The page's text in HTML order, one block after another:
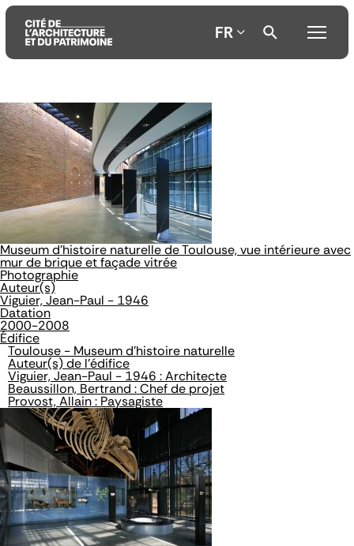
Aller
au
contenu
principal
Aller
au
menu
principal
Aller
à
la
recherche
FR
Museum d'histoire naturelle de Toulouse, vue intérieure avec
mur de brique et façade vitrée
Photographie
Auteur(s)
Viguier, Jean-Paul - 1946
Datation
2000-2008
Édifice
Toulouse - Museum d'histoire naturelle
Auteur(s) de l'édifice
Viguier, Jean-Paul - 1946 : Architecte
Beaussillon, Bertrand : Chef de projet
Provost, Allain : Paysagiste